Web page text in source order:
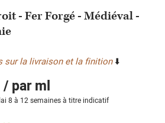
- Fer Forgé - Médiéval -
sur la livraison et la finition⬇️
/ par ml
8 à 12 semaines à titre indicatif